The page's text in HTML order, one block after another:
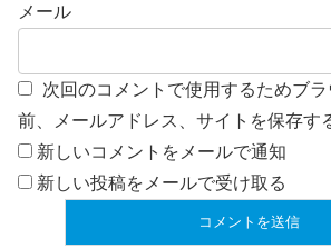
メール
次回のコメントで使用するためブ
前、メールアドレス、サイトを保存す
新しいコメントをメールで通知
新しい投稿をメールで受け取る